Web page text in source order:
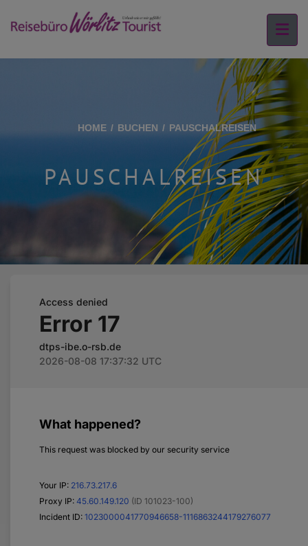
HOME BUCHEN PAUSCHALREISEN
PAUSCHALREISEN